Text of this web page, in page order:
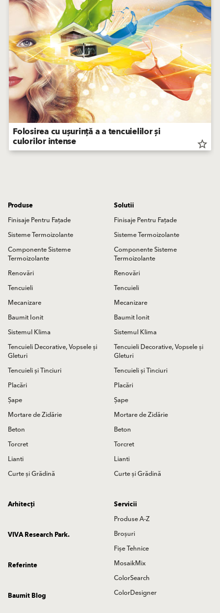
Folosirea cu ușurință a a tencuielilor și
culorilor intense star_border
Produse
Finisaje Pentru Fațade
Sisteme Termoizolante
Componente Sisteme
Termoizolante
Renovări
Tencuieli
Mecanizare
Baumit Ionit
Sistemul Klima
Tencuieli Decorative, Vopsele și
Gleturi
Tencuieli și Tinciuri
Placări
Șape
Mortare de Zidărie
Beton
Torcret
Lianti
Curte și Grădină
Solutii
Finisaje Pentru Fațade
Sisteme Termoizolante
Componente Sisteme
Termoizolante
Renovări
Tencuieli
Mecanizare
Baumit Ionit
Sistemul Klima
Tencuieli Decorative, Vopsele și
Gleturi
Tencuieli și Tinciuri
Placări
Șape
Mortare de Zidărie
Beton
Torcret
Lianti
Curte și Grădină
Arhitecți
Servicii
Produse A-Z
Broșuri
Fișe Tehnice
MosaikMix
ColorSearch
ColorDesigner
VIVA Research Park.
Referinte
Baumit Blog